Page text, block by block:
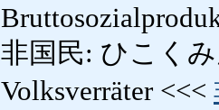
非国民: ひこくみ
Volksverräter <<<